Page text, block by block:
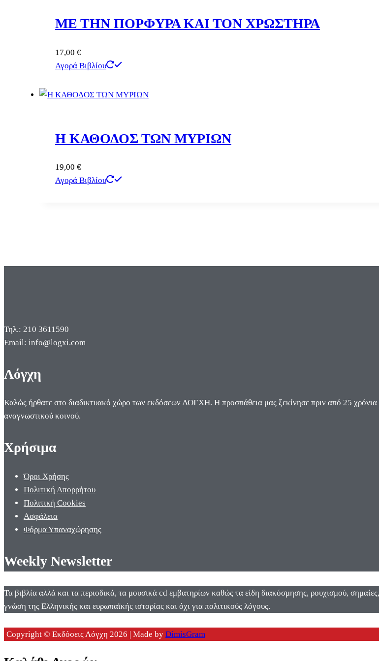
ΜΕ ΤΗΝ ΠΟΡΦΥΡΑ ΚΑΙ ΤΟΝ ΧΡΩΣΤΗΡΑ
17,00 €
Αγορά Βιβλίου
Η ΚΑΘΟΔΟΣ ΤΩΝ ΜΥΡΙΩΝ
19,00 €
Αγορά Βιβλίου
Τηλ.: 210 3611590
Email: info@logxi.com
Λόγχη
Καλώς ήρθατε στο διαδικτυακό χώρο των εκδόσεων ΛΟΓΧΗ. Η προσπάθεια μας ξεκίνησε πριν από 25 χρόνια
αναγνωστικού κοινού.
Χρήσιμα
Όροι Χρήσης
Πολιτική Απορρήτου
Πολιτική Cookies
Ασφάλεια
Φόρμα Υπαναχώρησης
Weekly Newsletter
Τα βιβλία αλλά και τα περιοδικά, τα μουσικά cd εμβατηρίων καθώς τα είδη διακόσμησης, ρουχισμού,
γνώση της Ελληνικής και ευρωπαϊκής ιστορίας και όχι για πολιτικούς λόγους.
Copyright © Εκδόσεις Λόγχη 2026 | Made by DimisGram